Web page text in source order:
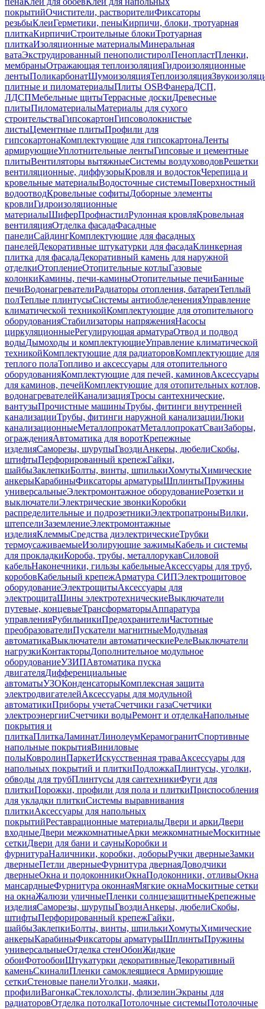
покрытийОчистители, растворителиФиксаторы
резьбыКлеиГерметики, пеныКирпичи, блоки, тротуарная
плиткаКирпичиСтроительные блокиТротуарная
плиткаИзоляционные материалыМинеральная
ватаЭкструдированный пенополистиролПенопластПленки,
мембраныОтражающая теплоизоляцияГидроизоляционные
лентыПоликарбонатШумоизоляцияТеплоизоляция
плитные и пиломатериалыПлиты OSBФанераДСП,
ЛДСПМебельные щитыТеррасные доскиДревесные
плитыПиломатериалыМатериалы для сухого
строительстваГипсокартонГипсоволокнистые
листыЦементные плитыПрофили для
гипсокартонаКомплектующие для гипсокартонаЛенты
армирующиеУплотнительные лентыГипсовые и цементные
плитыВентиляторы вытяжныеСистемы воздуховодовРешетки
вентиляционные, диффузорыКровля и водостокЧерепица и
кровельные материалыВодосточные системыПоверхностный
водоотводКровельные софитыДоборные элементы
кровлиГидроизоляционные
материалыШиферПрофнастилРулонная кровляКровельная
вентиляцияОтделка фасадаФасадные
панелиСайдингКомплектующие для фасадных
панелейДекоративные штукатурки для фасадаКлинкерная
плитка для фасадаДекоративный камень для наружной
отделкиОтоплениеОтопительные котлыГазовые
колонкиКамины, печи-каминыОтопительные печиБанные
печиВодонагревателиРадиаторы отопления, батареиТеплый
полТеплые плинтусыСистемы антиобледененияУправление
климатической техникойКомплектующие для отопительного
оборудованияСтабилизаторы напряженияНасосы
циркуляционныеРегулирующая арматураОтвод и подвод
водыДымоходы и комплектующиеУправление климатической
техникойКомплектующие для радиаторовКомплектующие для
теплого полаТопливо и аксессуары для отопительного
оборудованияКомплектующие для печей, каминовАксессуары
для каминов, печейКомплектующие для отопительных котлов,
водонагревателейКанализацияТросы сантехнические,
вантузыПрочистные машиныТрубы, фитинги внутренней
канализацииТрубы, фитинги наружной канализацииЛюки
канализационныеМеталлопрокатМеталлопрокатСваиЗаборы,
огражденияАвтоматика для воротКрепежные
изделияСаморезы, шурупыГвоздиАнкеры, дюбелиСкобы,
штифтыПерфорированный крепежГайки,
шайбыЗаклепкиБолты, винты, шпилькиХомутыХимические
анкерыКарабиныФиксаторы арматурыШплинтыПружины
универсальныеЭлектромонтажное оборудованиеРозетки и
выключателиЭлектрические звонкиКоробки
распределительные и подрозетникиЭлектропатроныВилки,
штепселиЗаземлениеЭлектромонтажные
изделияКлеммыСредства диэлектрическиеТрубки
термоусаживаемыеИзолирующие зажимыКабель и системы
для прокладкиКороба, трубы, металлорукавСиловой
кабельНаконечники, гильзы кабельныеАксессуары для труб,
коробовКабельный крепежАрматура СИПЭлектрощитовое
оборудованиеЭлектрощитыАксессуары для
электрощитаШины электротехническиеВыключатели
путевые, концевыеТрансформаторыАппаратура
управленияРубильникиПредохранителиЧастотные
преобразователиПускатели магнитныеМодульная
автоматикаВыключатели автоматическиеРелеВыключатели
нагрузкиКонтакторыДополнительное модульное
оборудованиеУЗИПАвтоматика пуска
двигателяДифференциальные
автоматыУЗОКонденсаторыКомплексная защита
электродвигателейАксессуары для модульной
автоматикиПриборы учетаСчетчики газаСчетчики
электроэнергииСчетчики водыРемонт и отделкаНапольные
покрытия и
плиткаПлиткаЛаминатЛинолеумКерамогранитСпортивные
напольные покрытияВиниловые
полыКовролинПаркетИскусственная траваАксессуары для
напольных покрытий и плиткиПодложкаПлинтусы, уголки,
обводы для трубПлинтусы для сантехникиФуги для
плиткиПорожки, профили для пола и плиткиПриспособления
для укладки плиткиСистемы выравнивания
плиткиАксессуары для напольных
покрытийРеставрационные материалыДвери и аркиДвери
входныеДвери межкомнатныеАрки межкомнатныеМоскитные
сеткиДвери для бани и сауныКоробки и
фурнитураНаличники, коробки, доборыРучки дверныеЗамки
дверныеПетли дверныеФурнитура двернаяДоводчики
дверныеОкна и подоконникиОкнаПодоконники, отливыОкна
мансардныеФурнитура оконнаяМягкие окнаМоскитные сетки
на окнаЖалюзи уличныеПленки солнцезащитныеКрепежные
изделияСаморезы, шурупыГвоздиАнкеры, дюбелиСкобы,
штифтыПерфорированный крепежГайки,
шайбыЗаклепкиБолты, винты, шпилькиХомутыХимические
анкерыКарабиныФиксаторы арматурыШплинтыПружины
универсальныеОтделка стенОбоиЖидкие
обоиФотообоиШтукатурки декоративныеДекоративный
каменьСкиналиПленки самоклеящиеся Армирующие
сеткиСтеновые панелиУголки, маяки,
профилиВагонкаСтеклохолсты, флизелинЭкраны для
радиаторовОтделка потолкаПотолочные системыПотолочные